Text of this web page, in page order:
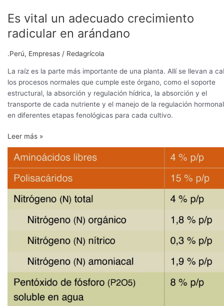
Es vital un adecuado crecimiento
radicular en arándano
.Perú, Empresas / Redagrícola
La raíz es la parte más importante de una planta. Allí se llevan a
los procesos normales que cumple este órgano, como el soporte
estructural, la absorción y regulación hídrica, la absorción y el
transporte de cada nutriente y el manejo de la regulación hormonal
en diferentes etapas fenológicas para cada cultivo.
Leer más »
RAYKAT
enraizador,
de
efecto